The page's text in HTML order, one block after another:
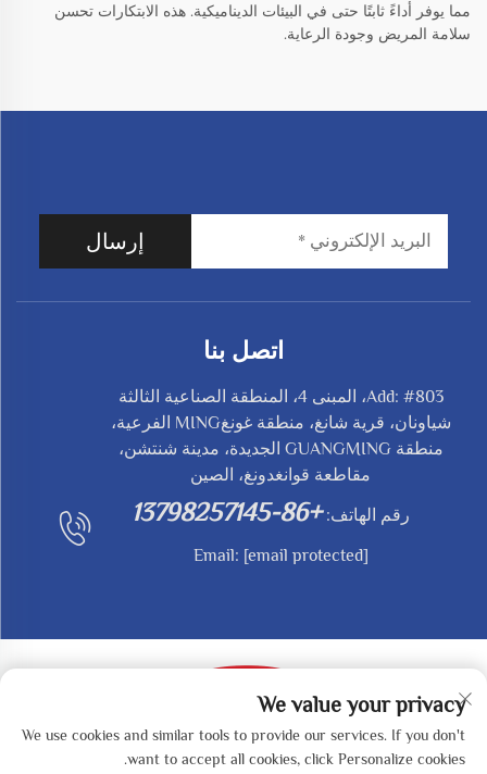
مما يوفر أداءً ثابتًا حتى في البيئات الديناميكية. هذه الابتكارات تحسن
سلامة المريض وجودة الرعاية.
إرسال
اتصل بنا
Add: #803، المبنى 4، المنطقة الصناعية الثالثة
شياونان، قرية شانغ، منطقة غونغMING الفرعية،
منطقة GUANGMING الجديدة، مدينة شنتشن،
مقاطعة قوانغدونغ، الصين
رقم الهاتف: +86-13798257145
Email: [email protected]
حقوق النشر © 2025 بواسطة SHENZHEN REDY-MED
TECHNOLOGY CO.,LTD -
سياسة الخصوصية
We value your privacy
We use cookies and similar tools to provide our services. If you don't
want to accept all cookies, click Personalize cookies.